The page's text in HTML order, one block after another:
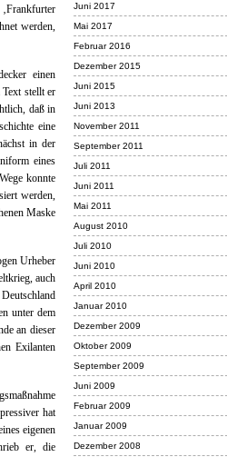
Juni 2017
Mai 2017
Februar 2016
Dezember 2015
Juni 2015
Juni 2013
November 2011
September 2011
Juli 2011
Juni 2011
Mai 2011
August 2010
Juli 2010
Juni 2010
April 2010
Januar 2010
Dezember 2009
Oktober 2009
September 2009
Juni 2009
Februar 2009
Januar 2009
Dezember 2008
werden,
einen
stellt er
daß in
eine
in der
eines
konnte
werden,
Maske
Urheber
auch
unter dem
an dieser
Exilanten
hat
eigenen
er, die